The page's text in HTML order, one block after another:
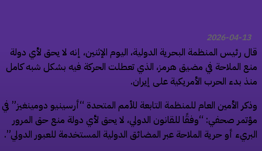
2026-04-13
رئيس المنظمة البحرية الدولية، اليوم الإثنين، إنه لا يحق لأي دولة
الملاحة في مضيق هرمز، الذي تعطلت الحركة فيه بشكل شبه كامل
بدء الحرب الأمريكية على إيران.
الأمين العام للمنظمة التابعة للأمم المتحدة “أرسينيو دومينغيز” في
صحفي: “وفقًا للقانون الدولي، لا يحق لأي دولة منع حق المرور
أو حرية الملاحة عبر المضائق الدولية المستخدمة للعبور الدولي”.